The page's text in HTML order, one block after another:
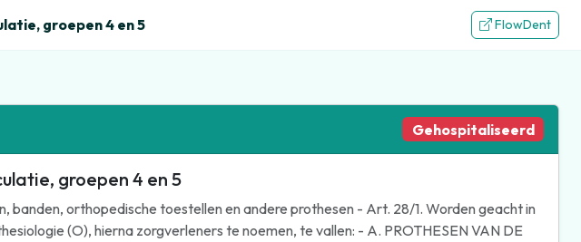
groepen 4 en 5 FlowDent
Gehospitaliseerd
groepen 4 en 5
banden, orthopedische toestellen en andere prothesen - Art. 28/1. Worden geacht in
(O), hierna zorgverleners te noemen, te vallen: - A. PROTHESEN VAN DE